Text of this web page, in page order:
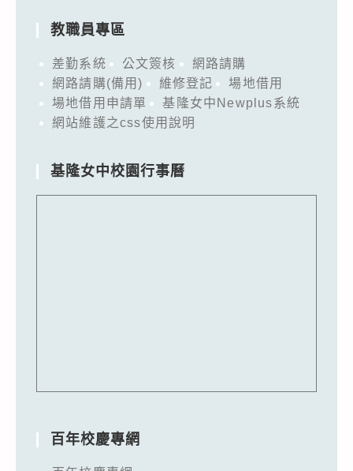
教職員專區
差勤系統 公文簽核
網路請購
網路請購(備用)
維修登記
場地借用
場地借用申請單
基隆女中Newplus系統
網站維護之css使用說明
基隆女中校園行事曆
百年校慶專網